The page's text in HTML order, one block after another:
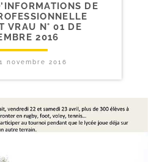
DE
VRAU N° 01 DE
2016
1 novembre 2016